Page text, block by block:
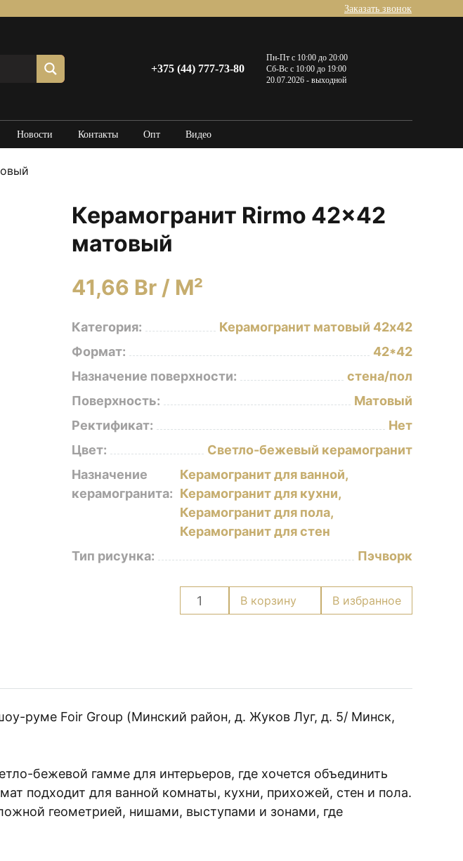
Заказать звонок
+375 (44) 777-73-80
Пн-Пт с 10:00 до 20:00
Сб-Вс с 10:00 до 19:00
20.07.2026 - выходной
Новости Контакты Опт Видео
Керамогранит Rirmo 42×42
матовый
41,66 Br / M²
Категория:
Керамогранит матовый 42х42
Формат:
42*42
Назначение поверхности:
стена/пол
Поверхность:
Матовый
Ректификат:
Нет
Цвет:
Светло-бежевый керамогранит
Назначение
керамогранита:
Керамогранит для ванной,
Керамогранит для кухни,
Керамогранит для пола,
Керамогранит для стен
Тип рисунка:
Пэчворк
В избранное
Количество
товара
В корзину
руме Foir Group (Минский район, д. Жуков Луг, д. 5/ Минск,
бежевой гамме для интерьеров, где хочется объединить
подходит для ванной комнаты, кухни, прихожей, стен и пола.
геометрией, нишами, выступами и зонами, где